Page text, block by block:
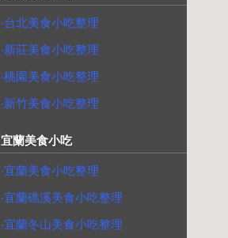
‧台北美食小吃整理
‧新莊美食小吃整理
‧桃園美食小吃整理
‧新竹美食小吃整理
宜蘭美食小吃
‧宜蘭美食小吃整理
‧宜蘭礁溪美食小吃整理
‧宜蘭冬山美食小吃整理